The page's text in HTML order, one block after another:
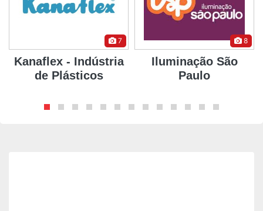
7
Kanaflex - Indústria
de Plásticos
8
Iluminação São
Paulo